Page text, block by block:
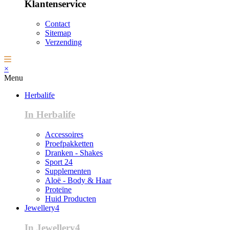
Klantenservice
Contact
Sitemap
Verzending
×
Menu
Herbalife
In Herbalife
Accessoires
Proefpakketten
Dranken - Shakes
Sport 24
Supplementen
Aloë - Body & Haar
Proteïne
Huid Producten
Jewellery4
In Jewellery4